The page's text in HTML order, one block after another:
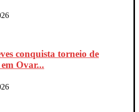
conquista torneio de
Ovar...